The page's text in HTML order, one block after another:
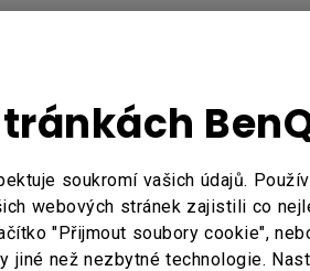
soukromí vašich údajů.
webových stránek zajistili co
"Přijmout soubory cookie",
jiné než nezbytné technologie.
Ne